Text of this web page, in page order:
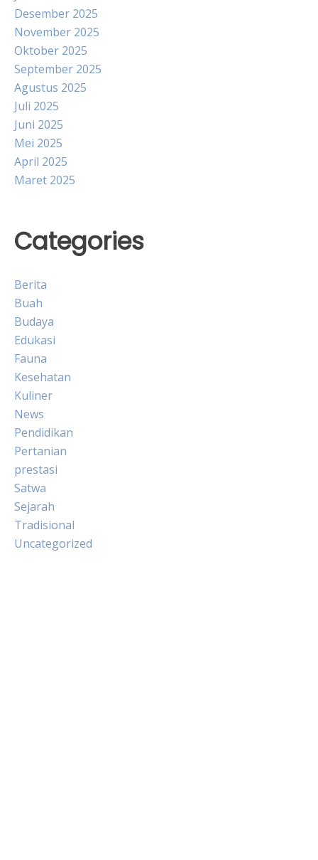
Desember 2025
November 2025
Oktober 2025
September 2025
Agustus 2025
Juli 2025
Juni 2025
Mei 2025
April 2025
Maret 2025
Categories
Berita
Buah
Budaya
Edukasi
Fauna
Kesehatan
Kuliner
News
Pendidikan
Pertanian
prestasi
Satwa
Sejarah
Tradisional
Uncategorized